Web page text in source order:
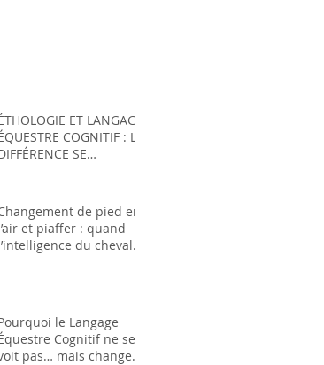
ET LANGAGE
COGNITIF : LA
SE
de pied en
et piaffer : quand
du cheval
le Langage
Cognitif ne se
pas… mais change